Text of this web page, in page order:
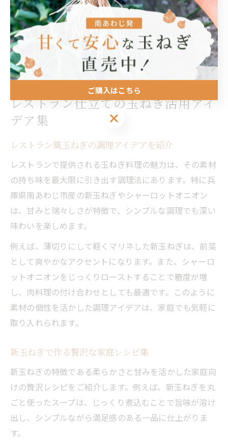
て人気です。これらの料理は、素材の良さを最大限に引
き出すために、地元ならではの調理法や組み合わせが工
夫されているのが特徴です。
レストラン仕立ての玉ねぎ活用アイ
デア集
レストラン風玉ねぎの調理アイデアを紹介
レストランで提供される玉ねぎ料理の魅力は、その素材
の持ち味を最大限に引き出す調理法にあります。特に兵
庫県南あわじ市産の新玉ねぎやシャーロットオニオン
は、甘みと瑞々しさが特徴で、シンプルな調理でも深い
味わいを楽しめます。
例えば、薄切りにして軽くマリネした新玉ねぎは、前菜
として爽やかなアクセントになります。また、シャーロ
ットオニオンをじっくりローストすることで糖度が増
し、肉料理の付け合わせとしても最適です。このように
素材の個性を活かした調理アイデアは、家庭でも気軽に
取り入れられます。
新玉ねぎで作る贅沢な家庭レシピ集
新玉ねぎの特徴である柔らかさと甘みを活かした家庭向
けの贅沢レシピをご紹介します。例えば、新玉ねぎを丸
ごと使ったスープは、じっくり煮込むことで旨味が溶け
出し、シンプルながら満足感のある一品に仕上がりま
す。
ご購入はこちら
ご購入はこちら